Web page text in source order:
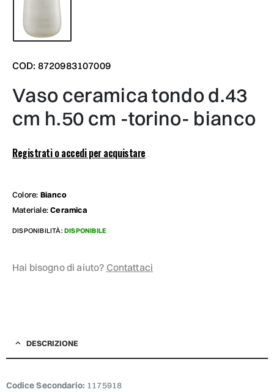
COD: 8720983107009
vaso ceramica tondo d.43
cm h.50 cm -torino- bianco
Registrati o accedi per acquistare
Colore: Bianco
Materiale:Ceramica
DISPONIBILITÀ: DISPONIBILE
Hai bisogno di aiuto? Contattaci
DESCRIZIONE
Codice Secondario: 1175918